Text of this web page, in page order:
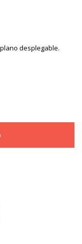
desplegable.